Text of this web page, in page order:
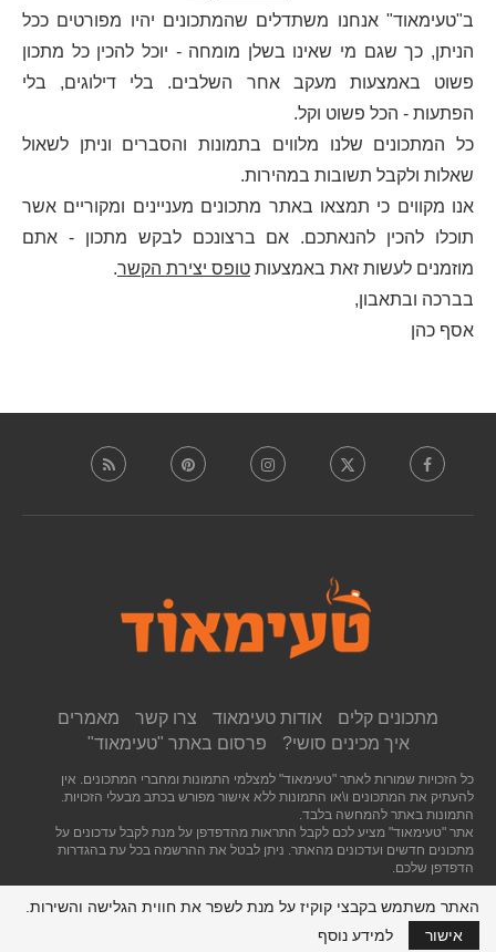
ב"טעימאוד" אנחנו משתדלים שהמתכונים יהיו מפורטים ככל
הניתן, כך שגם מי שאינו בשלן מומחה - יוכל להכין כל מתכון
פשוט באמצעות מעקב אחר השלבים. בלי דילוגים, בלי
הפתעות - הכל פשוט וקל.
כל המתכונים שלנו מלווים בתמונות והסברים וניתן לשאול
שאלות ולקבל תשובות במהירות.
אנו מקווים כי תמצאו באתר מתכונים מעניינים ומקוריים אשר
תוכלו להכין להנאתכם. אם ברצונכם לבקש מתכון - אתם
מוזמנים לעשות זאת באמצעות טופס יצירת הקשר.
בברכה ובתאבון,
אסף כהן
מתכונים קלים אודות טעימאוד צרו קשר
מאמרים
איך מכינים סושי?
פרסום באתר "טעימאוד"
כל הזכויות שמורות לאתר "טעימאוד" למצלמי התמונות ומחברי המתכונים. אין
להעתיק את המתכונים ו\או התמונות ללא אישור מפורש בכתב מבעלי הזכויות.
התמונות באתר להמחשה בלבד.
אתר "טעימאוד" מציע לכם לקבל התראות מהדפדפן על מנת לקבל עדכונים על
מתכונים חדשים ועדכונים מהאתר. ניתן לבטל את ההרשמה בכל עת בהגדרות
הדפדפן שלכם.
האתר משתמש בקבצי קוקיז על מנת לשפר את חווית הגלישה והשירות.
אישור
למידע נוסף